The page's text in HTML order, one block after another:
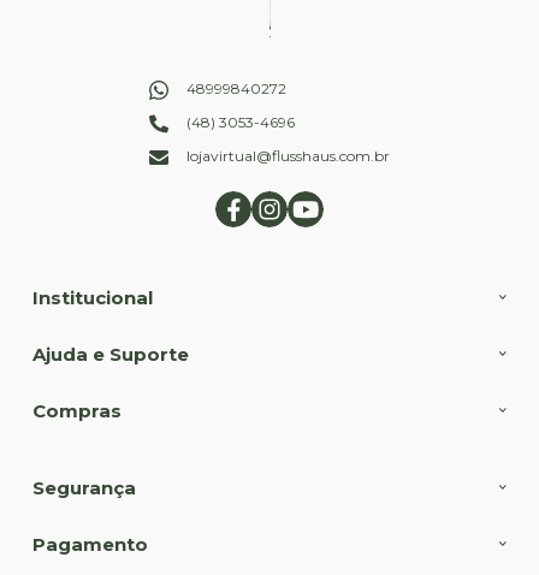
48999840272
(48) 3053-4696
lojavirtual@flusshaus.com.br
Institucional
Ajuda e Suporte
Compras
Segurança
Pagamento